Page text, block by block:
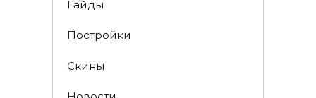
Гайды
Постройки
Скины